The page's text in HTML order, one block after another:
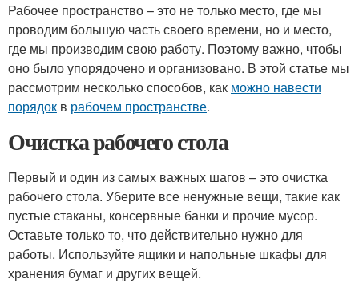
Рабочее пространство – это не только место, где мы
проводим большую часть своего времени, но и место,
где мы производим свою работу. Поэтому важно, чтобы
оно было упорядочено и организовано. В этой статье мы
рассмотрим несколько способов, как можно навести
порядок в рабочем пространстве.
Очистка рабочего стола
Первый и один из самых важных шагов – это очистка
рабочего стола. Уберите все ненужные вещи, такие как
пустые стаканы, консервные банки и прочие мусор.
Оставьте только то, что действительно нужно для
работы. Используйте ящики и напольные шкафы для
хранения бумаг и других вещей.